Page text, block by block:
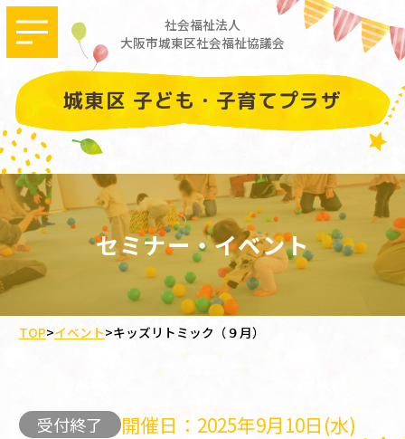
社会福祉法人
大阪市城東区社会福祉協議会
城東区 子ども・子育てプラザ
セミナー・イベント
TOP>イベント>キッズリトミック（９月）
受付終了 開催日：2025年9月10日(水)